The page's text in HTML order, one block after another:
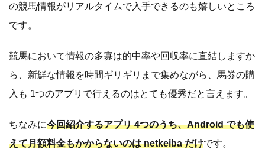
の競馬情報がリアルタイムで入手できるのも嬉しいところ
です。
競馬において情報の多寡は的中率や回収率に直結しますか
ら、新鮮な情報を時間ギリギリまで集めながら、馬券の購
入も 1つのアプリで行えるのはとても優秀だと言えます。
ちなみに今回紹介するアプリ 4つのうち、Android でも使
えて月額料金もかからないのは netkeiba だけです。